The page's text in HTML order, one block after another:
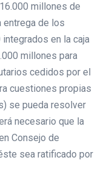
millones de
entrega de los
en la caja
millones para
cedidos por el
cuestiones propias
se pueda resolver
necesario que la
Consejo de
sea ratificado por